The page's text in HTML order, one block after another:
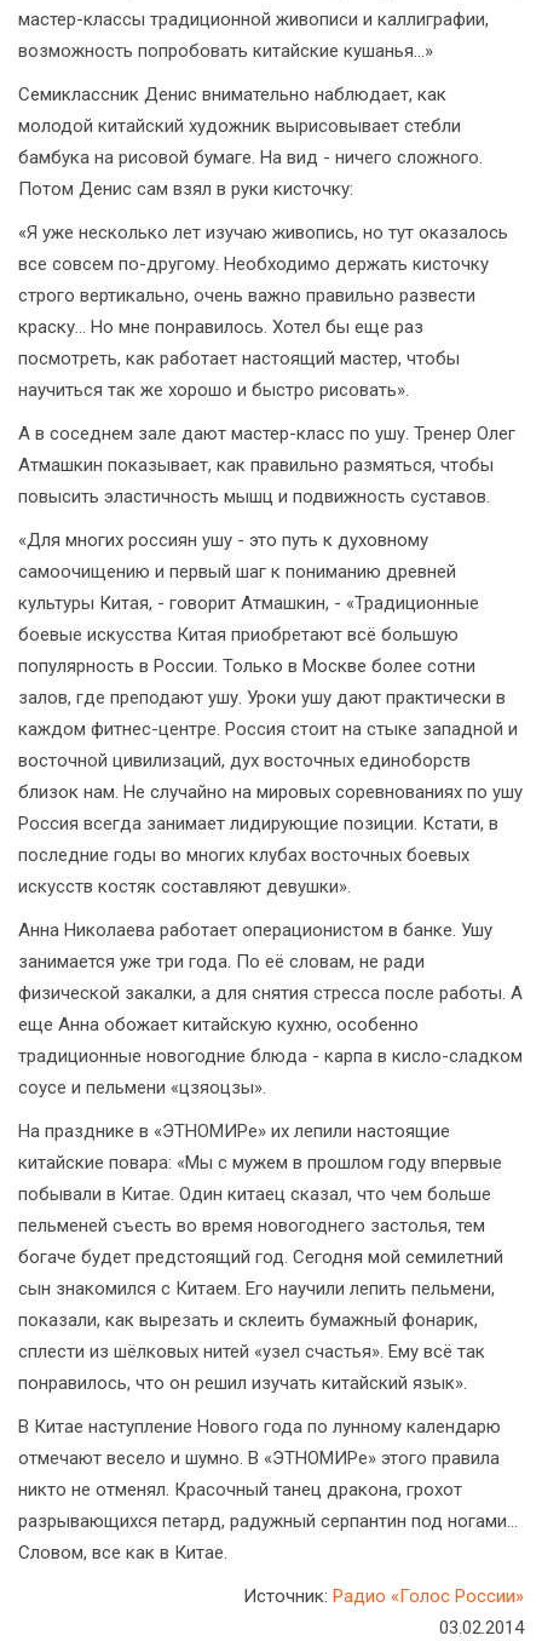
мастер-классы традиционной живописи и каллиграфии,
возможность попробовать китайские кушанья...»
Семиклассник Денис внимательно наблюдает, как
молодой китайский художник вырисовывает стебли
бамбука на рисовой бумаге. На вид - ничего сложного.
Потом Денис сам взял в руки кисточку:
«Я уже несколько лет изучаю живопись, но тут оказалось
все совсем по-другому. Необходимо держать кисточку
строго вертикально, очень важно правильно развести
краску... Но мне понравилось. Хотел бы еще раз
посмотреть, как работает настоящий мастер, чтобы
научиться так же хорошо и быстро рисовать».
А в соседнем зале дают мастер-класс по ушу. Тренер Олег
Атмашкин показывает, как правильно размяться, чтобы
повысить эластичность мышц и подвижность суставов.
«Для многих россиян ушу - это путь к духовному
самоочищению и первый шаг к пониманию древней
культуры Китая, - говорит Атмашкин, - «Традиционные
боевые искусства Китая приобретают всё большую
популярность в России. Только в Москве более сотни
залов, где преподают ушу. Уроки ушу дают практически в
каждом фитнес-центре. Россия стоит на стыке западной и
восточной цивилизаций, дух восточных единоборств
близок нам. Не случайно на мировых соревнованиях по ушу
Россия всегда занимает лидирующие позиции. Кстати, в
последние годы во многих клубах восточных боевых
искусств костяк составляют девушки».
Анна Николаева работает операционистом в банке. Ушу
занимается уже три года. По её словам, не ради
физической закалки, а для снятия стресса после работы. А
еще Анна обожает китайскую кухню, особенно
традиционные новогодние блюда - карпа в кисло-сладком
соусе и пельмени «цзяоцзы».
На празднике в «ЭТНОМИРе» их лепили настоящие
китайские повара: «Мы с мужем в прошлом году впервые
побывали в Китае. Один китаец сказал, что чем больше
пельменей съесть во время новогоднего застолья, тем
богаче будет предстоящий год. Сегодня мой семилетний
сын знакомился с Китаем. Его научили лепить пельмени,
показали, как вырезать и склеить бумажный фонарик,
сплести из шёлковых нитей «узел счастья». Ему всё так
понравилось, что он решил изучать китайский язык».
В Китае наступление Нового года по лунному календарю
отмечают весело и шумно. В «ЭТНОМИРе» этого правила
никто не отменял. Красочный танец дракона, грохот
разрывающихся петард, радужный серпантин под ногами...
Словом, все как в Китае.
Источник: Радио «Голос России»
03.02.2014